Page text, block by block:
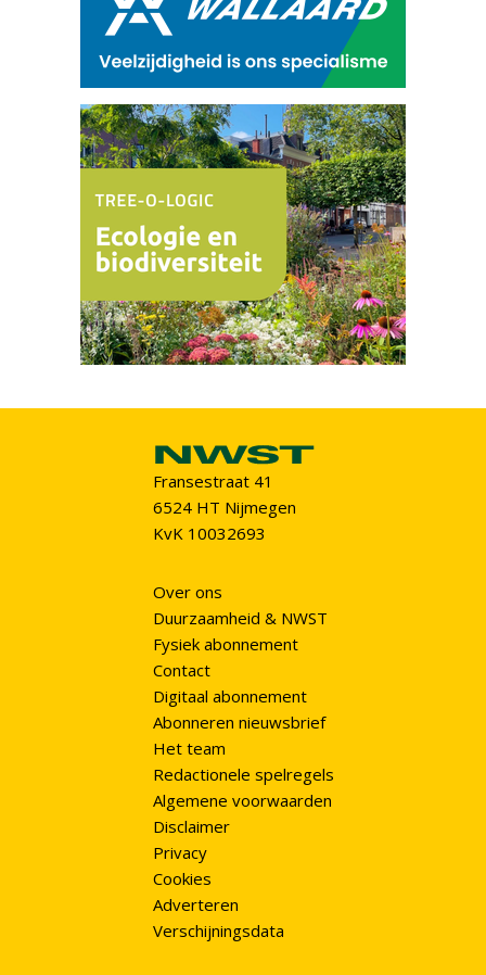
Fransestraat 41
6524 HT Nijmegen
KvK 10032693
Over ons
Duurzaamheid & NWST
Fysiek abonnement
Contact
Digitaal abonnement
Abonneren nieuwsbrief
Het team
Redactionele spelregels
Algemene voorwaarden
Disclaimer
Privacy
Cookies
Adverteren
Verschijningsdata